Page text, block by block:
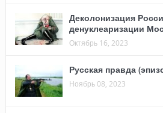
Деколонизация
денуклеаризации
Октябрь 16, 2023
Русская правда
Ноябрь 08, 2023